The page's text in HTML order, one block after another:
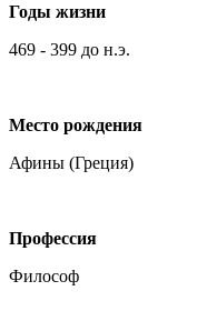
Годы жизни
469 - 399 до н.э.
Место рождения
Афины (Греция)
Профессия
Философ